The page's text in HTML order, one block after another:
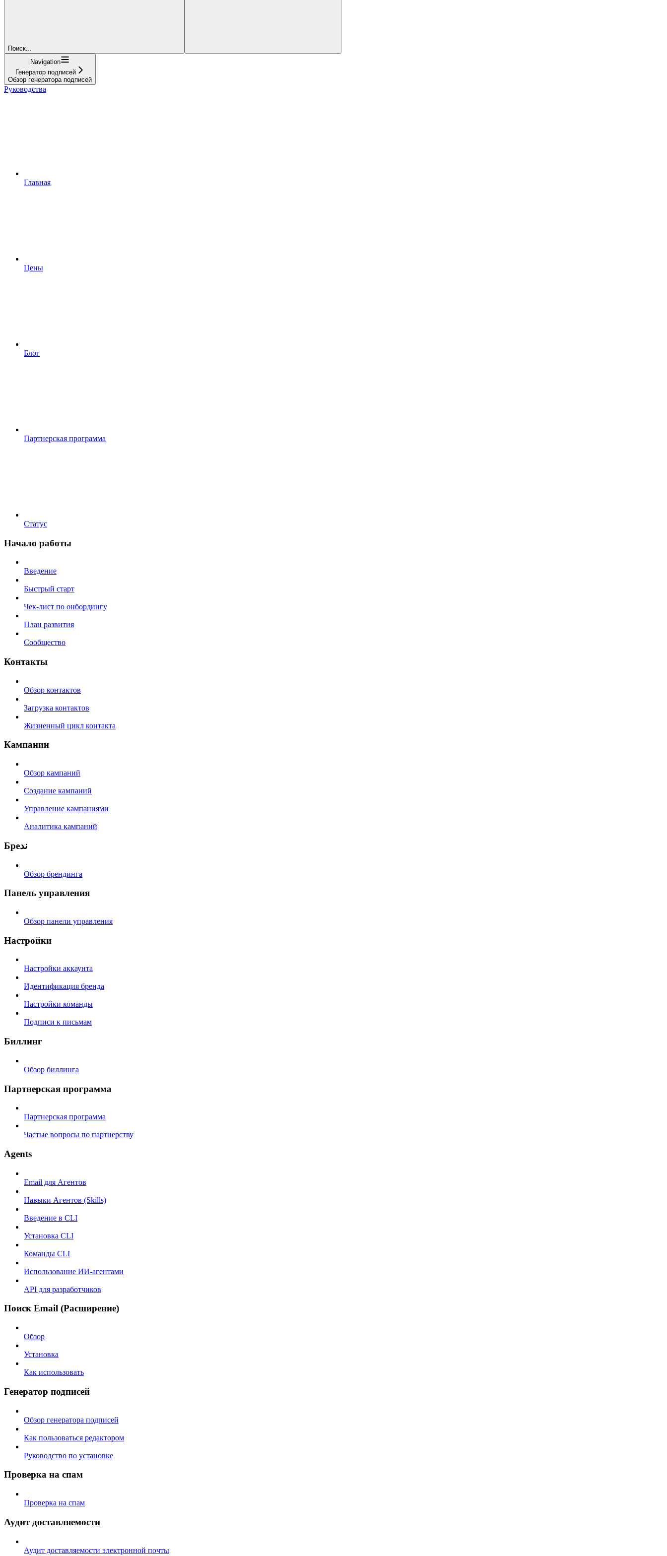
Поиск...
Navigation
Генератор подписей
Обзор генератора подписей
Руководства
Главная
Цены
Блог
Партнерская программа
Статус
Начало работы
Введение
Быстрый старт
Чек-лист по онбордингу
План развития
Сообщество
Контакты
Обзор контактов
Загрузка контактов
Жизненный цикл контакта
Кампании
Обзор кампаний
Создание кампаний
Управление кампаниями
Аналитика кампаний
Бреند
Обзор брендинга
Панель управления
Обзор панели управления
Настройки
Настройки аккаунта
Идентификация бренда
Настройки команды
Подписи к письмам
Биллинг
Обзор биллинга
Партнерская программа
Партнерская программа
Частые вопросы по партнерству
Agents
Email для Агентов
Навыки Агентов (Skills)
Введение в CLI
Установка CLI
Команды CLI
Использование ИИ-агентами
API для разработчиков
Поиск Email (Расширение)
Обзор
Установка
Как использовать
Генератор подписей
Обзор генератора подписей
Как пользоваться редактором
Руководство по установке
Проверка на спам
Проверка на спам
Аудит доставляемости
Аудит доставляемости электронной почты